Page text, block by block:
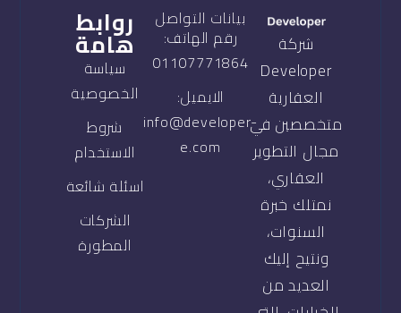
شركة
Developer
العقارية
متخصصين في
مجال التطوير
العقاري،
نمتلك خبرة
السنوات،
ونتيح إليك
العديد من
بيانات التواصل
رقم الهاتف:
01107771864
الايميل:
info@developer-
e.com
روابط
هامة
سياسة
الخصوصية
شروط
الاستخدام
اسئلة شائعة
الشركات
المطورة